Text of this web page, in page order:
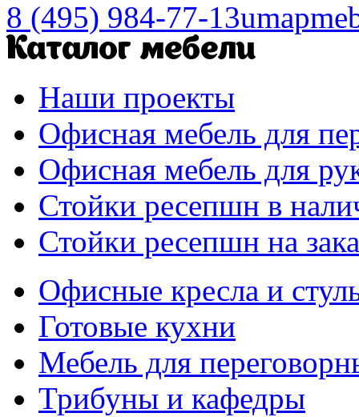
8 (495) 984-77-13
Каталог мебели
Наши проекты
Офисная мебель для
Офисная мебель для
Стойки ресепшн в
Стойки ресепшн на
Офисные кресла и
Готовые кухни
Мебель для
Трибуны и кафедры